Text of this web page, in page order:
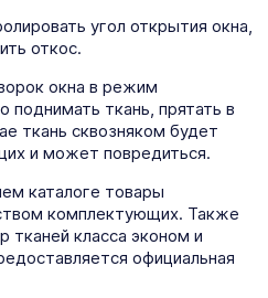
угол открытия окна,
откос.
окна в режим
поднимать ткань, прятать в
ткань сквозняком будет
и может повредиться.
каталоге товары
комплектующих. Также
тканей класса эконом и
официальная